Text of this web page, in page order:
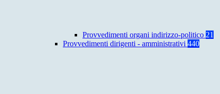
Provvedimenti organi indirizzo-politico 21
Provvedimenti dirigenti - amministrativi 440